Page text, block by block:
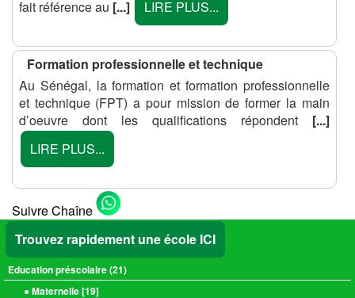
fait référence au [...] LIRE PLUS...
Formation professionnelle et technique
Au Sénégal, la formation et formation professionnelle
et technique (FPT) a pour mission de former la main
d’oeuvre dont les qualifications répondent [...]
LIRE PLUS...
Suivre Chaîne
Trouvez rapidement une école ICI
Education préscolaire (21)
● Maternelle [19]